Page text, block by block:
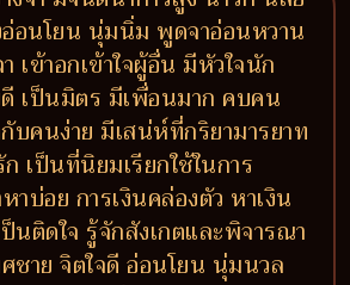
อนโยน นุ่มนิ่ม พูดจาอ่อนหวาน
เข้าอกเข้าใจผู้อื่น มีหัวใจนัก
เป็นมิตร มีเพื่อนมาก คบคน
บคนง่าย มีเสน่ห์ที่กริยามารยาท
เป็นที่นิยมเรียกใช้ในการ
าบ่อย การเงินคล่องตัว หาเงิน
ป็นติดใจ รู้จักสังเกตและพิจารณา
ชาย จิตใจดี อ่อนโยน นุ่มนวล